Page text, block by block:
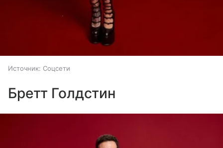
Источник: Соцсети
Бретт Голдстин